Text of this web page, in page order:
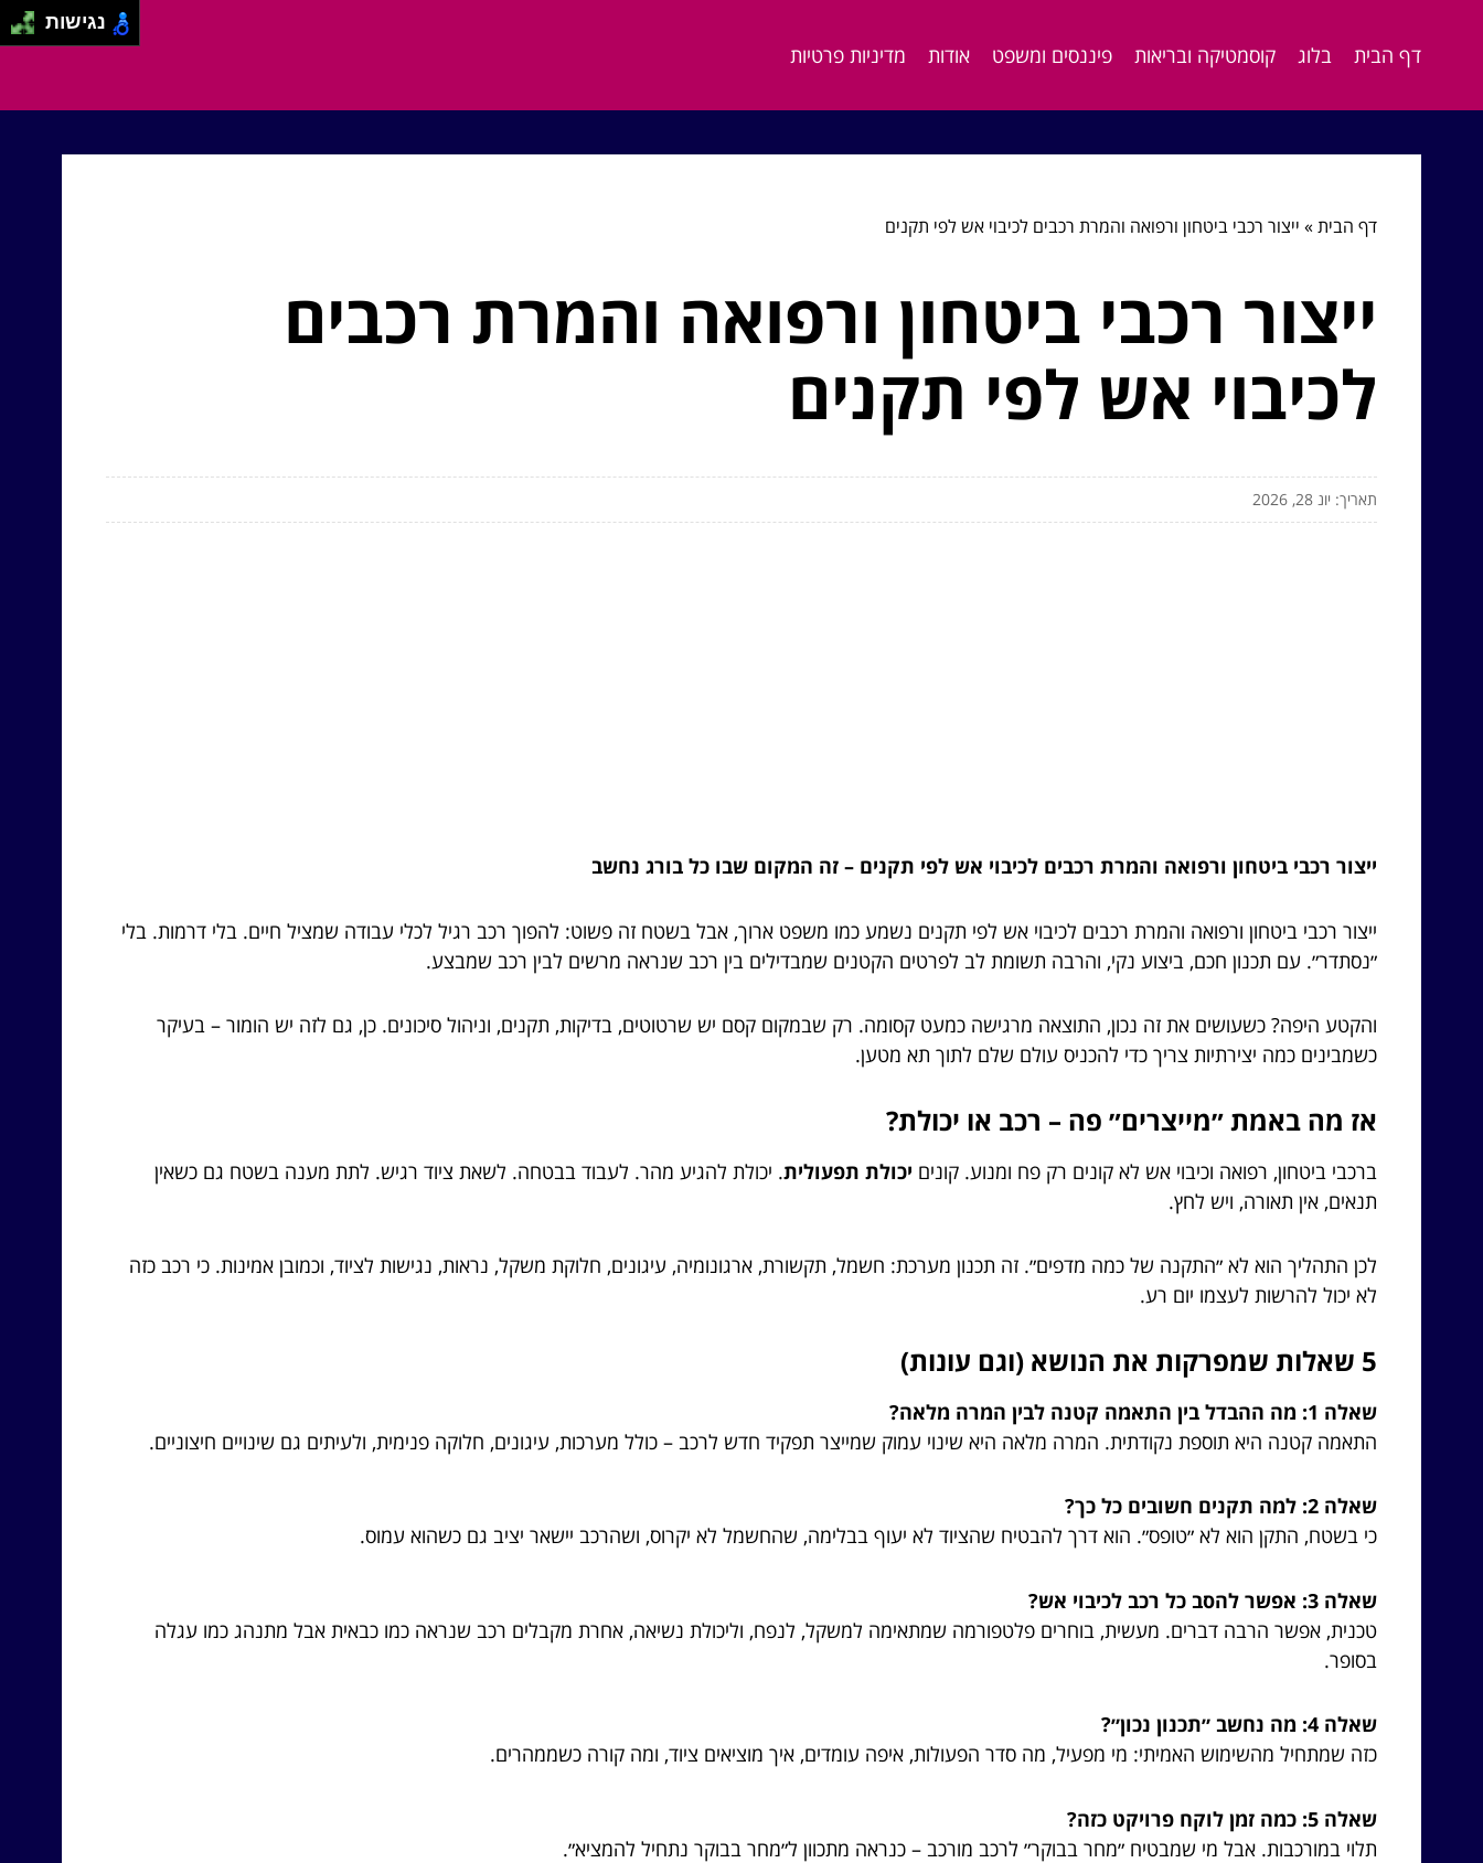
דף הבית בלוג קוסמטיקה ובריאות פיננסים ומשפט אודות מדיניות פרטיות
דף הבית» ייצור רכבי ביטחון ורפואה והמרת רכבים לכיבוי אש לפי תקנים
ייצור רכבי ביטחון ורפואה והמרת רכבים
לכיבוי אש לפי תקנים
תאריך: יונ 28, 2026
ייצור רכבי ביטחון ורפואה והמרת רכבים לכיבוי אש לפי תקנים – זה המקום שבו כל בורג נחשב
ייצור רכבי ביטחון ורפואה והמרת רכבים לכיבוי אש לפי תקנים נשמע כמו משפט ארוך, אבל בשטח זה פשוט: להפוך רכב רגיל לכלי עבודה שמציל חיים. בלי דרמות. בלי
״נסתדר״. עם תכנון חכם, ביצוע נקי, והרבה תשומת לב לפרטים הקטנים שמבדילים בין רכב שנראה מרשים לבין רכב שמבצע.
והקטע היפה? כשעושים את זה נכון, התוצאה מרגישה כמעט קסומה. רק שבמקום קסם יש שרטוטים, בדיקות, תקנים, וניהול סיכונים. כן, גם לזה יש הומור – בעיקר
כשמבינים כמה יצירתיות צריך כדי להכניס עולם שלם לתוך תא מטען.
אז מה באמת ״מייצרים״ פה – רכב או יכולת?
ברכבי ביטחון, רפואה וכיבוי אש לא קונים רק פח ומנוע. קונים יכולת תפעולית. יכולת להגיע מהר. לעבוד בבטחה. לשאת ציוד רגיש. לתת מענה בשטח גם כשאין
תנאים, אין תאורה, ויש לחץ.
לכן התהליך הוא לא ״התקנה של כמה מדפים״. זה תכנון מערכת: חשמל, תקשורת, ארגונומיה, עיגונים, חלוקת משקל, נראות, נגישות לציוד, וכמובן אמינות. כי רכב כזה
לא יכול להרשות לעצמו יום רע.
5 שאלות שמפרקות את הנושא (וגם עונות)
שאלה 1: מה ההבדל בין התאמה קטנה לבין המרה מלאה?
התאמה קטנה היא תוספת נקודתית. המרה מלאה היא שינוי עמוק שמייצר תפקיד חדש לרכב – כולל מערכות, עיגונים, חלוקה פנימית, ולעיתים גם שינויים חיצוניים.
שאלה 2: למה תקנים חשובים כל כך?
כי בשטח, התקן הוא לא ״טופס״. הוא דרך להבטיח שהציוד לא יעוף בבלימה, שהחשמל לא יקרוס, ושהרכב יישאר יציב גם כשהוא עמוס.
שאלה 3: אפשר להסב כל רכב לכיבוי אש?
טכנית, אפשר הרבה דברים. מעשית, בוחרים פלטפורמה שמתאימה למשקל, לנפח, וליכולת נשיאה, אחרת מקבלים רכב שנראה כמו כבאית אבל מתנהג כמו עגלה
בסופר.
שאלה 4: מה נחשב ״תכנון נכון״?
כזה שמתחיל מהשימוש האמיתי: מי מפעיל, מה סדר הפעולות, איפה עומדים, איך מוציאים ציוד, ומה קורה כשממהרים.
שאלה 5: כמה זמן לוקח פרויקט כזה?
תלוי במורכבות. אבל מי שמבטיח ״מחר בבוקר״ לרכב מורכב – כנראה מתכוון ל״מחר בבוקר נתחיל להמציא״.
נגישות